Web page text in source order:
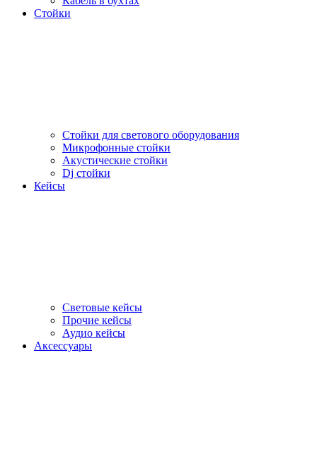
Стойки
Стойки для светового оборудования
Микрофонные стойки
Акустические стойки
Dj стойки
Кейсы
Световые кейсы
Прочие кейсы
Аудио кейсы
Аксессуары